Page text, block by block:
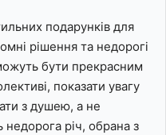
подарунків для
рішення та недорогі
бути прекрасним
показати увагу
з душею, а не
річ, обрана з